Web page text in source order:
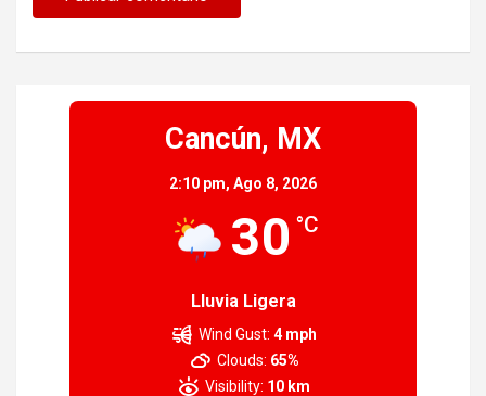
Cancún, MX
2:10 pm, Ago 8, 2026
30 °C
Lluvia Ligera
Wind Gust: 4 mph
Clouds: 65%
Visibility: 10 km